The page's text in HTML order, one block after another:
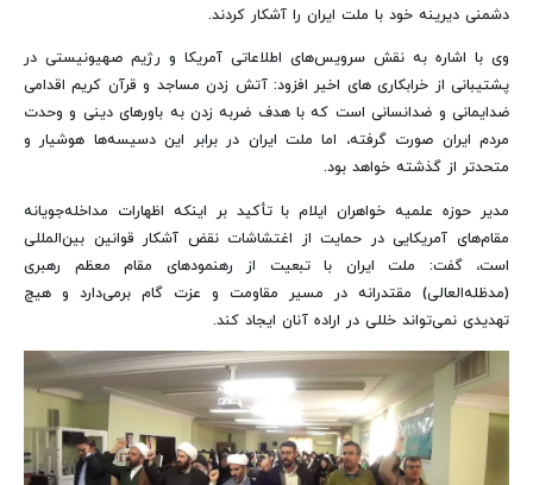
دشمنی دیرینه خود با ملت ایران را آشکار کردند.
وی با اشاره به نقش سرویس‌های اطلاعاتی آمریکا و رژیم صهیونیستی در
پشتیبانی از خرابکاری های اخیر افزود: آتش زدن مساجد و قرآن کریم اقدامی
ضدایمانی و ضدانسانی است که با هدف ضربه زدن به باورهای دینی و وحدت
مردم ایران صورت گرفته، اما ملت ایران در برابر این دسیسه‌ها هوشیار و
متحدتر از گذشته خواهد بود.
مدیر حوزه علمیه خواهران ایلام با تأکید بر اینکه اظهارات مداخله‌جویانه
مقام‌های آمریکایی در حمایت از اغتشاشات نقض آشکار قوانین بین‌المللی
است، گفت: ملت ایران با تبعیت از رهنمودهای مقام معظم رهبری
(مدظله‌العالی) مقتدرانه در مسیر مقاومت و عزت گام برمی‌دارد و هیچ
تهدیدی نمی‌تواند خللی در اراده آنان ایجاد کند.